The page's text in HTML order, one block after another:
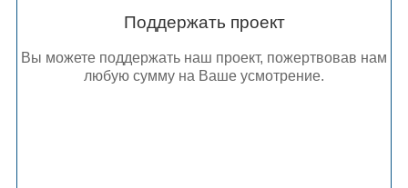
Поддержать проект
Вы можете поддержать наш проект, пожертвовав нам
любую сумму на Ваше усмотрение.